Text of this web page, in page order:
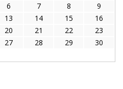
6 7 8
9
13 14 15
16
20 21 22
23
27 28 29
30